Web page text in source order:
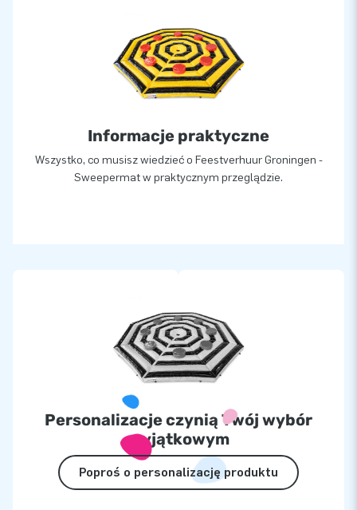
Informacje praktyczne
Wszystko, co musisz wiedzieć o Feestverhuur Groningen -
Sweepermat w praktycznym przeglądzie.
Personalizacje czynią Twój wybór
wyjątkowym
Poproś o personalizację produktu